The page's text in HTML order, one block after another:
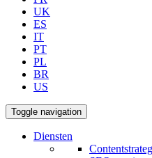
UK
ES
IT
PT
PL
BR
US
Toggle navigation
Diensten